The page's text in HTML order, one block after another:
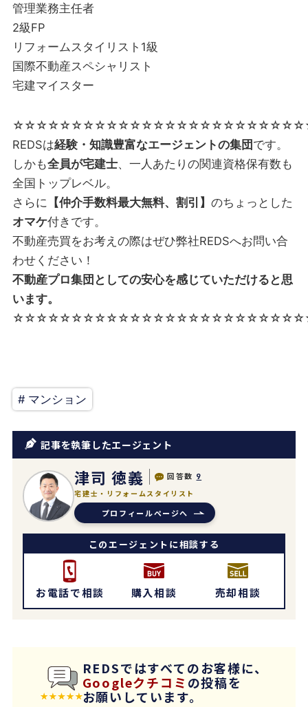
管理業務主任者
2級FP
リフォームスタイリスト1級
国際不動産スペシャリスト
宅建マイスター
REDSは経験・知識豊富なエージェントの集団 です。
しかも全員が宅建士、一人あたりの関連資格保有数も
全国トップレベル。
さらに 【仲介手数料最大無料、割引】のちょっとした
オマケ付きです。
不動産売買をお考えの際はぜひ弊社REDSへお問い合
わせください！
不動産プロ集団としての安心を感じていただけると思
います。
# マンション
記事を執筆したエージェント
津司 徳義 回答数 9
宅建士・リフォームスタイリスト
プロフィールページへ
このエージェントに相談する
お電話で相談 購入相談 売却相談
REDSではすべてのお客様に、
Googleクチコミ の投稿を
お願いしています。